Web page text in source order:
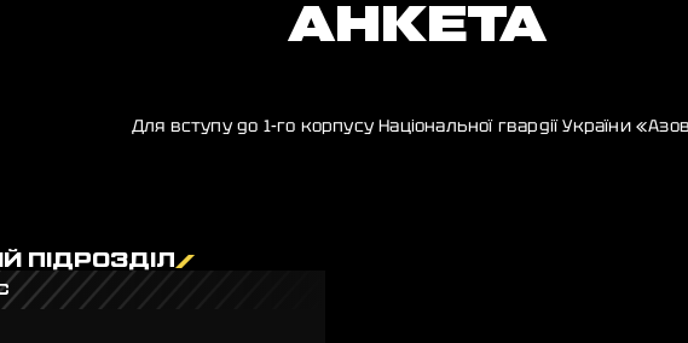
АНКЕТА
Для вступу до 1-го корпусу Національної гвардії України
ПІДРОЗДІЛ